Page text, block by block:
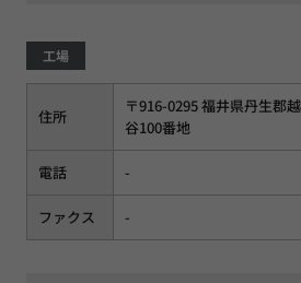
工場
住所
〒916-0295 福井県丹生郡
谷100番地
電話 -
ファクス -